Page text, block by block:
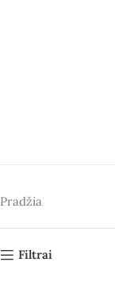
Pradžia
Filtrai